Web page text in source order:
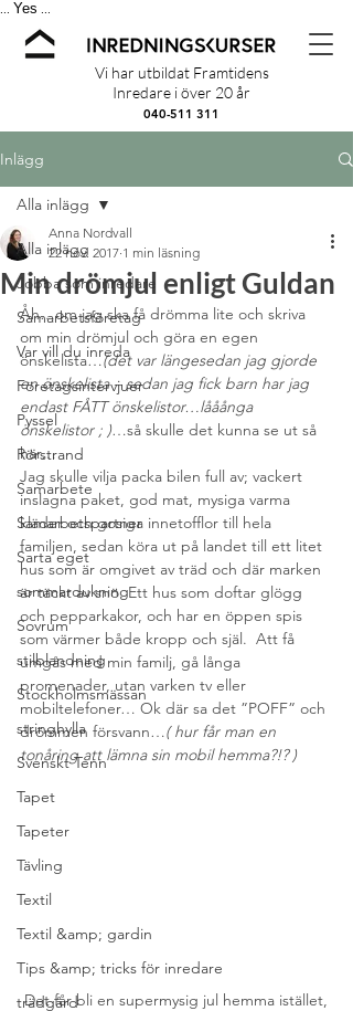
Yes
Vi har utbildat Framtidens
Inredare i över 20 år
040-511 311
Inlägg
Alla inlägg
Jobba som inredare
Samarbetsföretag
Var vill du inreda
Företagsintervjuer
Pyssel
Rörstrand
Samarbete
Samarbetspartner
Sarta eget
sommardukning
Sovrum
stilblandning
Stockholmsmässan
stringhylla
Svenskt Tenn
Tapet
Tapeter
Tävling
Textil
Textil &amp; gardin
Tips &amp; tricks för inredare
trädgård
Alla inlägg
Min drömjul enligt Guldan
Anna Nordvall
22 nov. 2017 1 min läsning
Åh…om jag ska få drömma lite och skriva
om min drömjul och göra en egen
önskelista…(det var längesedan jag gjorde
en önskelista – sedan jag fick barn har jag
endast FÅTT önskelistor…lååånga
önskelistor ; )…så skulle det kunna se ut så
här…
Jag skulle vilja packa bilen full av; vackert
inslagna paket, god mat, mysiga varma
kläder och gosiga innetofflor till hela
familjen, sedan köra ut på landet till ett litet
hus som är omgivet av träd och där marken
är täckt av snö. Ett hus som doftar glögg
och pepparkakor, och har en öppen spis
som värmer både kropp och själ.  Att få
umgås med min familj, gå långa
promenader, utan varken tv eller
mobiltelefoner… Ok där sa det ”POFF” och
drömmen försvann…( hur får man en
tonåring att lämna sin mobil hemma?!? )
Det får bli en supermysig jul hemma istället,